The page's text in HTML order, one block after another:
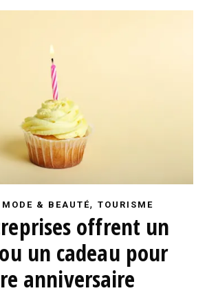
MODE & BEAUTÉ, TOURISME
offrent un
un cadeau pour
anniversaire